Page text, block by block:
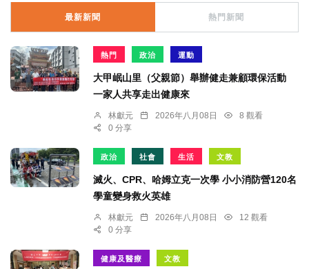
最新新聞 熱門新聞
熱門 政治 運動
大甲岷山里（父親節）舉辦健走兼顧環保活動
一家人共享走出健康來
林獻元 2026年八月08日
8 觀看
0 分享
政治 社會 生活 文教
滅火、CPR、哈姆立克一次學 小小消防營120名
學童變身救火英雄
林獻元 2026年八月08日
12 觀看
0 分享
健康及醫療 文教